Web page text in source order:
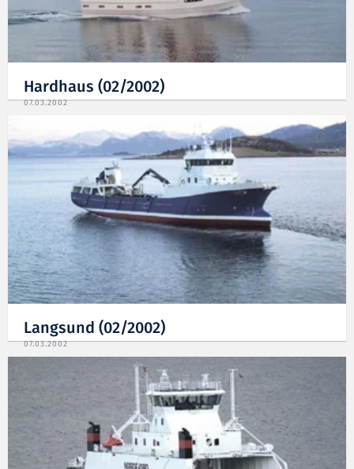
Hardhaus (02/2002)
07.03.2002
Langsund (02/2002)
07.03.2002